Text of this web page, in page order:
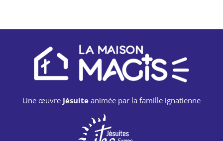
Une œuvre Jésuite animée par la famille ignatienne